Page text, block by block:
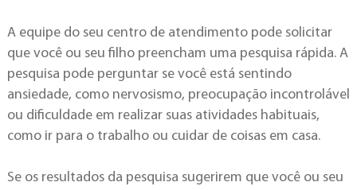
A equipe do seu centro de atendimento pode solicitar
que você ou seu filho preencham uma pesquisa rápida. A
pesquisa pode perguntar se você está sentindo
ansiedade, como nervosismo, preocupação incontrolável
ou dificuldade em realizar suas atividades habituais,
como ir para o trabalho ou cuidar de coisas em casa.
Se os resultados da pesquisa sugerirem que você ou seu